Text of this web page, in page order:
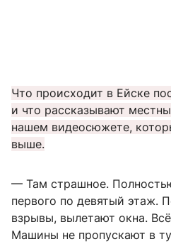
Что происходит в Ейске
и что рассказывают
нашем видеосюжете,
выше.
— Там страшное.
первого по девятый этаж.
взрывы, вылетают окна.
Машины не пропускают в